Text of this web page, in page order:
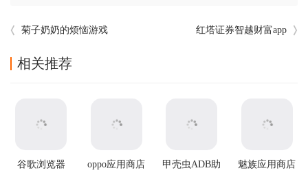
菊子奶奶的烦恼游戏 红塔证券智越财富app
相关推荐
谷歌浏览器
oppo应用商店
甲壳虫ADB助
魅族应用商店